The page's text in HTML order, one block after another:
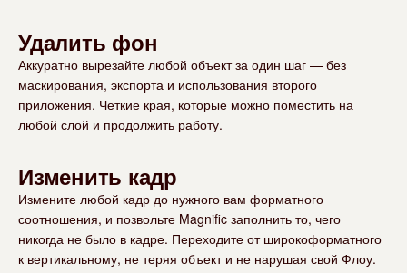
Удалить фон
Аккуратно вырезайте любой объект за один шаг — без
маскирования, экспорта и использования второго
приложения. Четкие края, которые можно поместить на
любой слой и продолжить работу.
Изменить кадр
Измените любой кадр до нужного вам форматного
соотношения, и позвольте Magnific заполнить то, чего
никогда не было в кадре. Переходите от широкоформатного
к вертикальному, не теряя объект и не нарушая свой Флоу.